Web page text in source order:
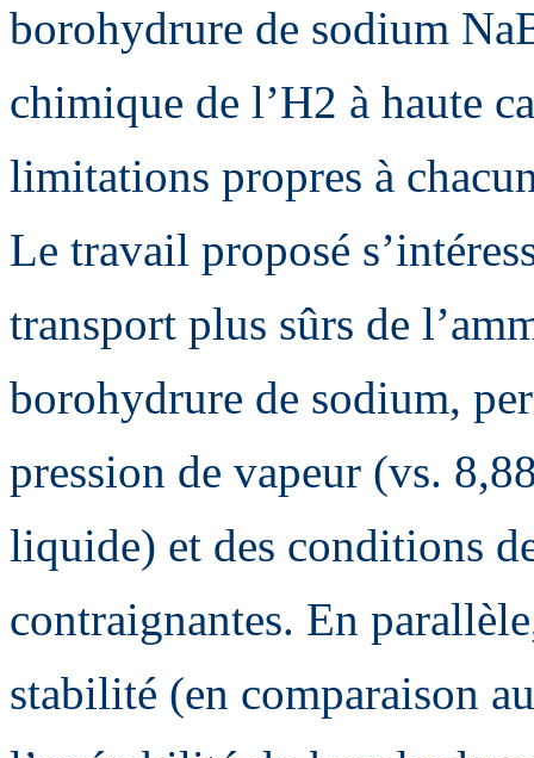
borohydrure de sodium
chimique de l’H2 à haute
limitations propres à
Le travail proposé
transport plus sûrs de
borohydrure de sodium,
pression de vapeur (vs.
liquide) et des conditions
contraignantes. En
stabilité (en comparaison